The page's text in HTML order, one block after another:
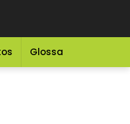
Glossary